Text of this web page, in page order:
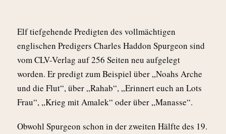
Elf tiefgehende Predigten des vollmächtigen
englischen Predigers Charles Haddon Spurgeon sind
vom CLV-Verlag auf 256 Seiten neu aufgelegt
worden. Er predigt zum Beispiel über „Noahs Arche
und die Flut“, über „Rahab“, „Erinnert euch an Lots
Frau“, „Krieg mit Amalek“ oder über „Manasse“.
Obwohl Spurgeon schon in der zweiten Hälfte des 19.